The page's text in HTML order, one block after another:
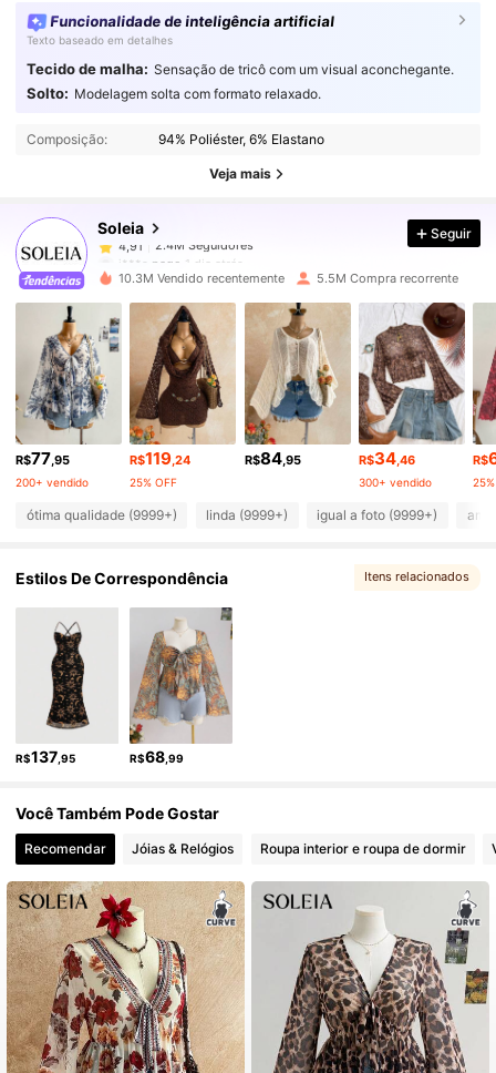
Funcionalidade de inteligência artificial
Texto baseado em detalhes
Tecido de malha: Sensação de tricô com um visual aconchegante.
Solto: Modelagem solta com formato relaxado.
Composição: 94% Poliéster, 6% Elastano
Veja mais
Soleia
4,91 2.4M Seguidores
2.4M Seguidores
4,91
2.4M Seguidores
j***s
pago 1 dia atrás
4,91 2.4M Seguidores
4,91 2.4M Seguidores
4,91 2.4M Seguidores
4,91 2.4M Seguidores
4,91 2.4M Seguidores
2.4M Seguidores
4,91 2.4M Seguidores
Seguir
10.3M Vendido recentemente 5.5M Compra recorrente
R$77,95
200+ vendido
R$119,24
25% OFF
R$84,95 R$34,46
300+ vendido
R$
ótima qualidade (9999+) linda (9999+) igual a foto (9999+)
Estilos De Correspondência
Itens relacionados
R$137 ,95 R$68 ,99
Você Também Pode Gostar
Recomendar Jóias & Relógios Roupa interior e roupa de dormir